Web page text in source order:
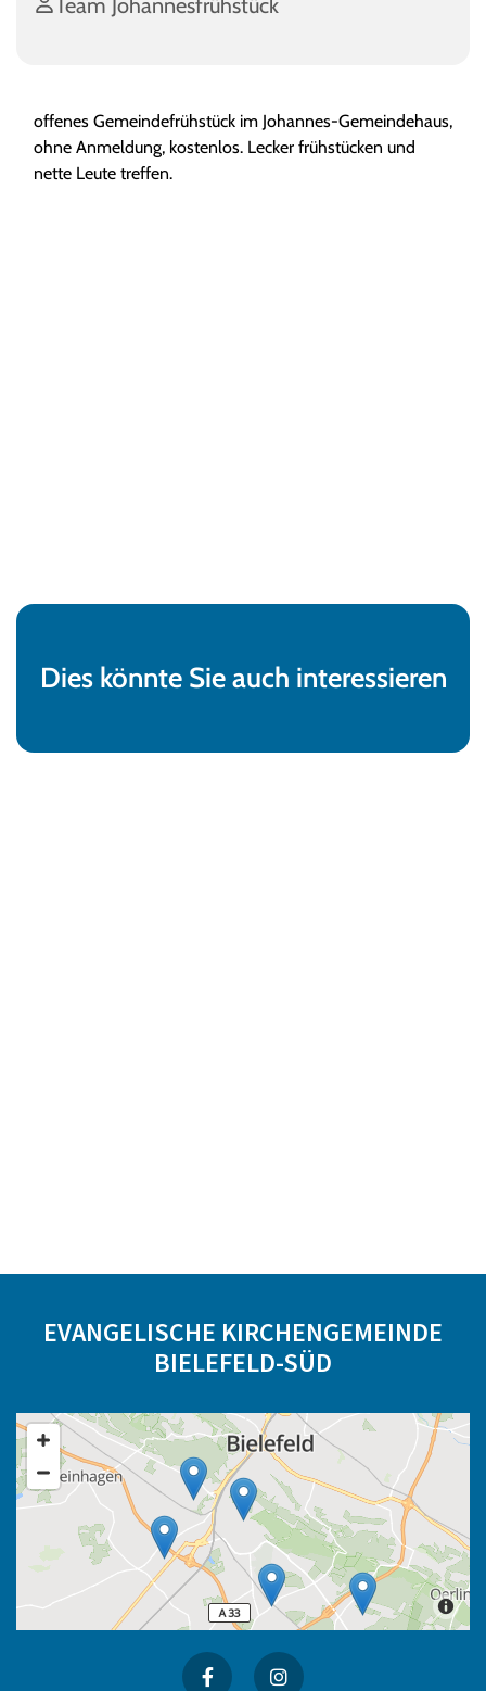
offenes Gemeindefrühstück im Johannes-Gemeindehaus,
ohne Anmeldung, kostenlos. Lecker frühstücken und
nette Leute treffen.
Dies könnte Sie auch interessieren
EVANGELISCHE KIRCHENGEMEINDE
BIELEFELD-SÜD